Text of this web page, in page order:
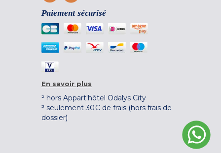
Paiement sécurisé
En savoir plus
² hors Appart'hôtel Odalys City
³ seulement 30€ de frais (hors frais de
dossier)